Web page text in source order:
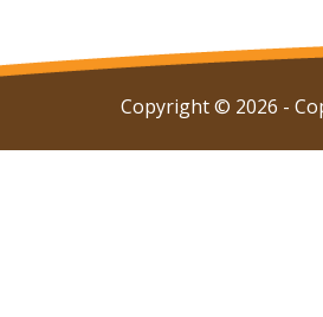
Copyright © 2026 -